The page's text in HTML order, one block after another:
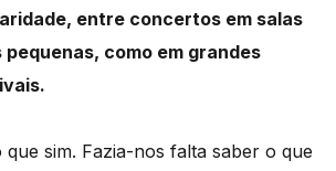
entre concertos em salas
como em grandes
que sim. Fazia-nos falta saber o que